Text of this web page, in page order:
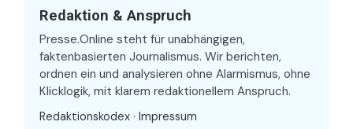
Redaktion & Anspruch
Presse.Online steht für unabhängigen,
faktenbasierten Journalismus. Wir berichten,
ordnen ein und analysieren ohne Alarmismus, ohne
Klicklogik, mit klarem redaktionellem Anspruch.
Redaktionskodex · Impressum